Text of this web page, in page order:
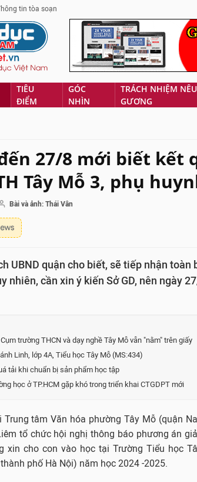
tin tòa soạn
TIÊU
ĐIỂM
GÓC
NHÌN
TRÁCH NHIỆM NÊU
GƯƠNG
27/8 mới biết kết
Tây Mỗ 3, phụ
Bài và ảnh: Thái Vân
UBND quận cho biết, sẽ tiếp nhận toàn
nhiên, cần xin ý kiến Sở GD, nên ngày
trường THCN và dạy nghề Tây Mỗ vẫn "nằm" trên giấy
Linh, lớp 4A, Tiểu học Tây Mỗ (MS:434)
tải khi chuẩn bị sản phẩm học tập
học ở TP.HCM gặp khó trong triển khai CTGDPT mới
Trung tâm Văn hóa phường Tây Mỗ (quận
tổ chức hội nghị thông báo phương án
xin cho con vào học tại Trường Tiểu học
phố Hà Nội) năm học 2024 -2025.